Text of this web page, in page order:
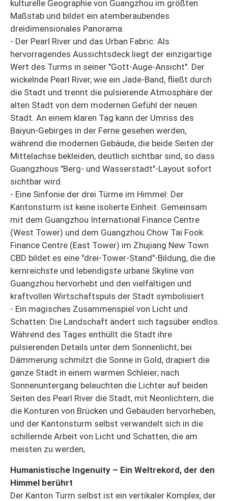
kulturelle Geographie von Guangzhou im größten
Maßstab und bildet ein atemberaubendes
dreidimensionales Panorama.
- Der Pearl River und das Urban Fabric: Als
hervorragendes Aussichtsdeck liegt der einzigartige
Wert des Turms in seiner "Gott-Auge-Ansicht". Der
wickelnde Pearl River, wie ein Jade-Band, fließt durch
die Stadt und trennt die pulsierende Atmosphäre der
alten Stadt von dem modernen Gefühl der neuen
Stadt. An einem klaren Tag kann der Umriss des
Baiyun-Gebirges in der Ferne gesehen werden,
während die modernen Gebäude, die beide Seiten der
Mittelachse bekleiden, deutlich sichtbar sind, so dass
Guangzhous "Berg- und Wasserstadt"-Layout sofort
sichtbar wird.
- Eine Sinfonie der drei Türme im Himmel: Der
Kantonsturm ist keine isolierte Einheit. Gemeinsam
mit dem Guangzhou International Finance Centre
(West Tower) und dem Guangzhou Chow Tai Fook
Finance Centre (East Tower) im Zhujiang New Town
CBD bildet es eine "drei-Tower-Stand"-Bildung, die die
kernreichste und lebendigste urbane Skyline von
Guangzhou hervorhebt und den vielfältigen und
kraftvollen Wirtschaftspuls der Stadt symbolisiert.
- Ein magisches Zusammenspiel von Licht und
Schatten: Die Landschaft ändert sich tagsüber endlos.
Während des Tages enthüllt die Stadt ihre
pulsierenden Details unter dem Sonnenlicht; bei
Dämmerung schmilzt die Sonne in Gold, drapiert die
ganze Stadt in einem warmen Schleier; nach
Sonnenuntergang beleuchten die Lichter auf beiden
Seiten des Pearl River die Stadt, mit Neonlichtern, die
die Konturen von Brücken und Gebäuden hervorheben,
und der Kantonsturm selbst verwandelt sich in die
schillernde Arbeit von Licht und Schatten, die am
meisten zu werden,
Humanistische Ingenuity – Ein Weltrekord, der den
Himmel berührt
Der Kanton Turm selbst ist ein vertikaler Komplex, der